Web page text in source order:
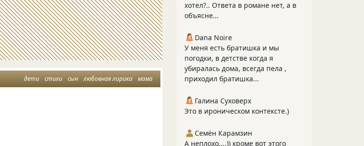
дети стихи сын любовная лирика мама
хотел?.. Ответа в романе нет, а в
объясне...
Dana Noire
У меня есть братишка и мы
погодки, в детстве когда я
убиралась дома, всегда пела ,
приходил братишка...
Галина Суховерх
Это в ироническом контексте.)
Семён Карамзин
А неплохо....)) кроме вот этого